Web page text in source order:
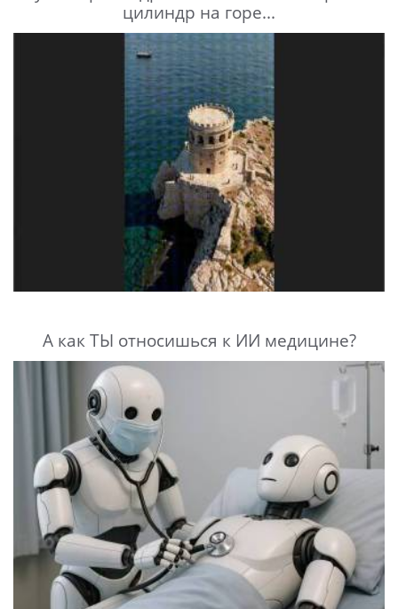
цилиндр на горе...
А как ТЫ относишься к ИИ медицине?